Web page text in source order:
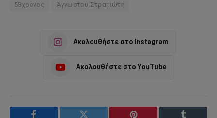
58χρονος Άγνωστου Στρατιώτη
Ακολουθήστε στο Instagram
Ακολουθήστε στο YouTube